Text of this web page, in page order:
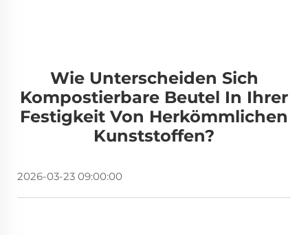
Wie Unterscheiden Sich
Kompostierbare Beutel In Ihrer
Festigkeit Von Herkömmlichen
Kunststoffen?
2026-03-23 09:00:00